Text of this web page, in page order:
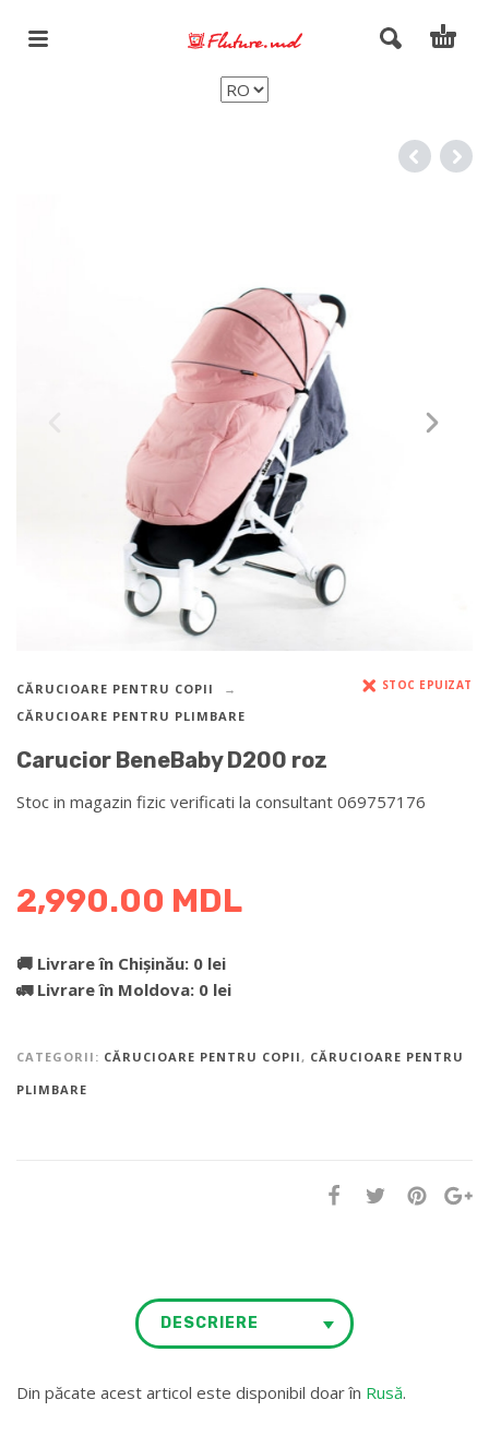
CĂRUCIOARE PENTRU COPII
CĂRUCIOARE PENTRU PLIMBARE
STOC EPUIZAT
Carucior BeneBaby D200 roz
Stoc in magazin fizic verificati la consultant 069757176
2,990.00 MDL
🚚 Livrare în Chișinău: 0 lei
🚛 Livrare în Moldova: 0 lei
CATEGORII: CĂRUCIOARE PENTRU COPII , CĂRUCIOARE PENTRU
PLIMBARE
DESCRIERE
Din păcate acest articol este disponibil doar în Rusă.